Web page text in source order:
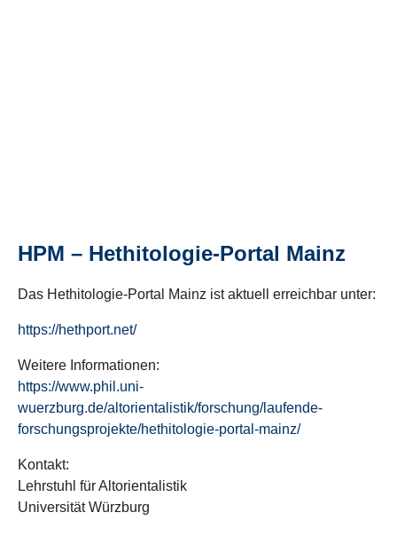
HPM – Hethitologie-Portal Mainz
Das Hethitologie-Portal Mainz ist aktuell erreichbar unter:
https://hethport.net/
Weitere Informationen:
https://www.phil.uni-
wuerzburg.de/altorientalistik/forschung/laufende-
forschungsprojekte/hethitologie-portal-mainz/
Kontakt:
Lehrstuhl für Altorientalistik
Universität Würzburg